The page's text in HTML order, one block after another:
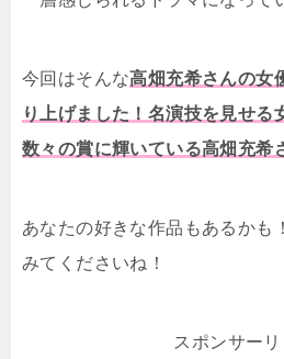
今回はそんな高畑充希さんの女
り上げました！名演技を見せる
数々の賞に輝いている高畑充希
あなたの好きな作品もあるかも
みてくださいね！
スポンサーリ